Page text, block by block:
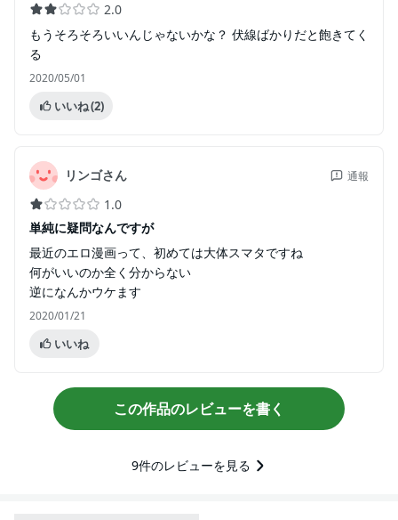
2.0
もうそろそろいいんじゃないかな？ 伏線ばかりだと飽きてく
る
2020/05/01
いいね(2)
リンゴさん 通報
1.0
単純に疑問なんですが
最近のエロ漫画って、初めては大体スマタですね
何がいいのか全く分からない
逆になんかウケます
2020/01/21
いいね
この作品のレビューを書く
9件のレビューを見る